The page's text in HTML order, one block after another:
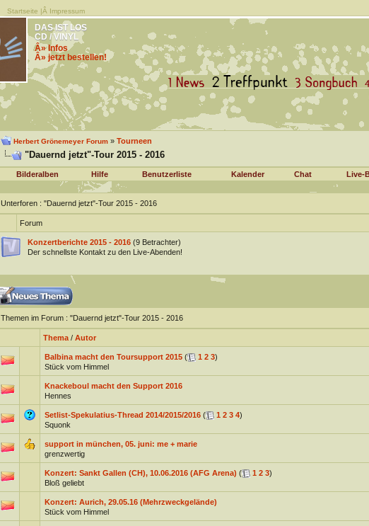
Startseite |Â Impressum
DAS IST LOS
CD / VINYL
Â» Infos
Â» jetzt bestellen!
Herbert Grönemeyer Forum» Tourneen
"Dauernd jetzt"-Tour 2015 - 2016
Bilderalben Hilfe Benutzerliste Kalender Chat Live-
Unterforen: "Dauernd jetzt"-Tour 2015 - 2016
Forum
Konzertberichte 2015 - 2016 (9 Betrachter)
Der schnellste Kontakt zu den Live-Abenden!
Themen im Forum: "Dauernd jetzt"-Tour 2015 - 2016
Thema/ Autor
Balbina macht den Toursupport 2015 ( 1 2 3)
Stück vom Himmel
Knackeboul macht den Support 2016
Hennes
Setlist-Spekulatius-Thread 2014/2015/2016 ( 1 2 3 4)
Squonk
support in münchen, 05. juni: me + marie
grenzwertig
Konzert: Sankt Gallen (CH), 10.06.2016 (AFG Arena) ( 1 2 3)
Bloß geliebt
Konzert: Aurich, 29.05.16 (Mehrzweckgelände)
Stück vom Himmel